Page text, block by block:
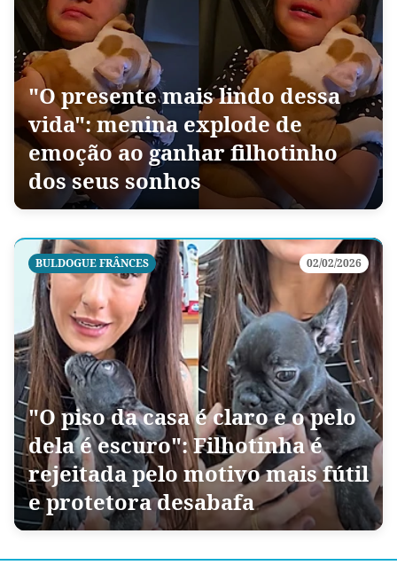
"O presente mais lindo dessa
vida": menina explode de
emoção ao ganhar filhotinho
dos seus sonhos
BULDOGUE FRÂNCES 02/02/2026
"O piso da casa é claro e o pelo
dela é escuro": Filhotinha é
rejeitada pelo motivo mais fútil
e protetora desabafa